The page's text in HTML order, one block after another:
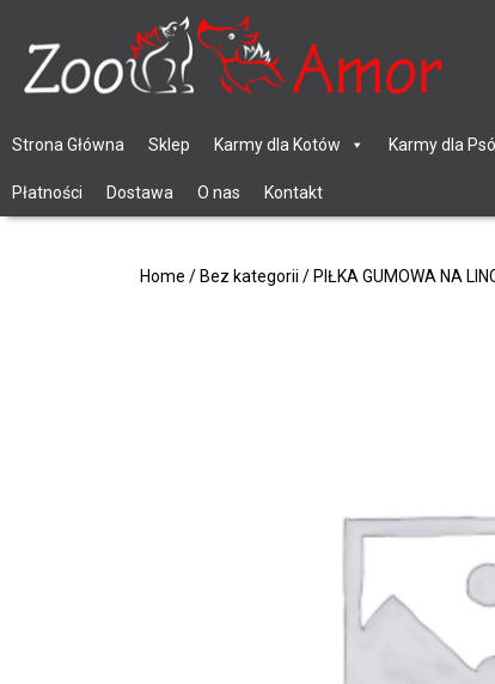
Strona Główna Sklep Karmy dla Kotów Karmy dla
Płatności Dostawa O nas Kontakt
Home / Bez kategorii / PIŁKA GUMOWA NA